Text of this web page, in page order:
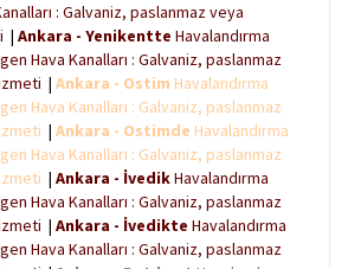
: Galvaniz, paslanmaz veya
| Ankara - Yenikentte Havalandırma
Hava Kanalları : Galvaniz, paslanmaz
| Ankara - Ostim Havalandırma
Hava Kanalları : Galvaniz, paslanmaz
| Ankara - Ostimde Havalandırma
Hava Kanalları : Galvaniz, paslanmaz
| Ankara - İvedikHavalandırma
Hava Kanalları : Galvaniz, paslanmaz
| Ankara - İvedikte Havalandırma
Hava Kanalları : Galvaniz, paslanmaz